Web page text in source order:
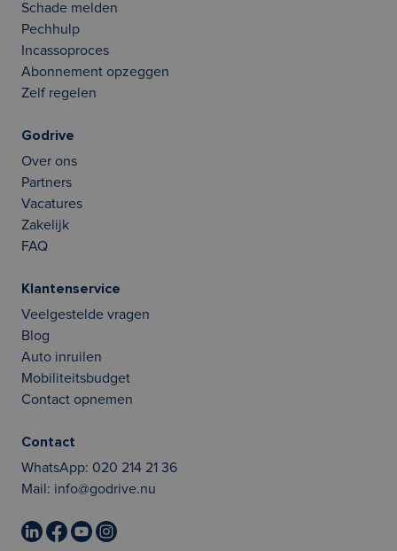
Schade melden
Pechhulp
Incassoproces
Abonnement opzeggen
Zelf regelen
Godrive
Over ons
Partners
Vacatures
Zakelijk
FAQ
Klantenservice
Veelgestelde vragen
Blog
Auto inruilen
Mobiliteitsbudget
Contact opnemen
Contact
WhatsApp: 020 214 21 36
Mail: info@godrive.nu